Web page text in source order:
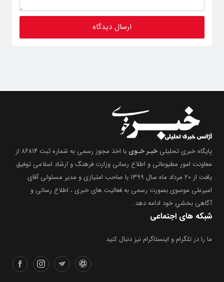
پایگاه خبری تحلیلیخبـر خـوی
معاونت امور مطبوعاتی و اطلاع رسانی وزارت فرهنگ و ارشاد اسلامی توفیق
یافت از ۲۰ مرداد ماه سال ۱۳۹۹ با صاحب امتیازی و مدیر مسئولی آقای
امیرعلی موسوی بصورت رسمی به فعالیت های خبری ، اطلاع رسانی و
آگاهی بخشیِ خود ادامه دهد .
شبکه های اجتماعی